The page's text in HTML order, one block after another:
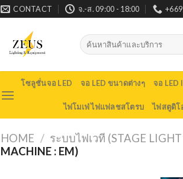
CONTACT จ.-ส. 09:00 - 18:00
Search
for:
โซลูชั่นจอ LED จอ LED ขนาดต่างๆ จอ LED
ไฟโมเฟ่ ไฟแฟลชสโตรบ ไฟสตูดิโ
HOME / ระบบไฟเวที (STAGE LIGHT
MACHINE : EM)